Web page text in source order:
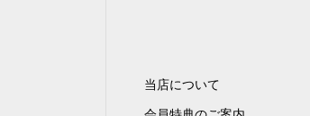
当店について